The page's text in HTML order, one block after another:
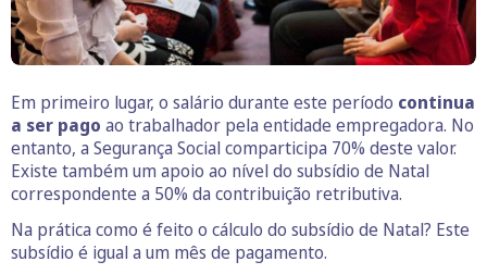
Em primeiro lugar, o salário durante este período continua
a ser pago ao trabalhador pela entidade empregadora. No
entanto, a Segurança Social comparticipa 70% deste valor.
Existe também um apoio ao nível do subsídio de Natal
correspondente a 50% da contribuição retributiva.
Na prática como é feito o cálculo do subsídio de Natal? Este
subsídio é igual a um mês de pagamento.